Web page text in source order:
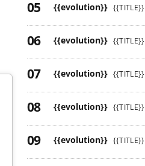
{{evolution}} {{TITLE}}
{{evolution}} {{TITLE}}
{{evolution}} {{TITLE}}
{{evolution}} {{TITLE}}
{{evolution}} {{TITLE}}